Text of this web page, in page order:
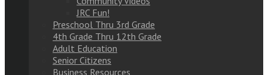
JRC Fun!
Preschool Thru 3rd Grade
4th Grade Thru 12th Grade
Adult Education
Senior Citizens
Business Resources